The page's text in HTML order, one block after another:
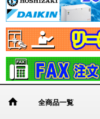
全商品一覧